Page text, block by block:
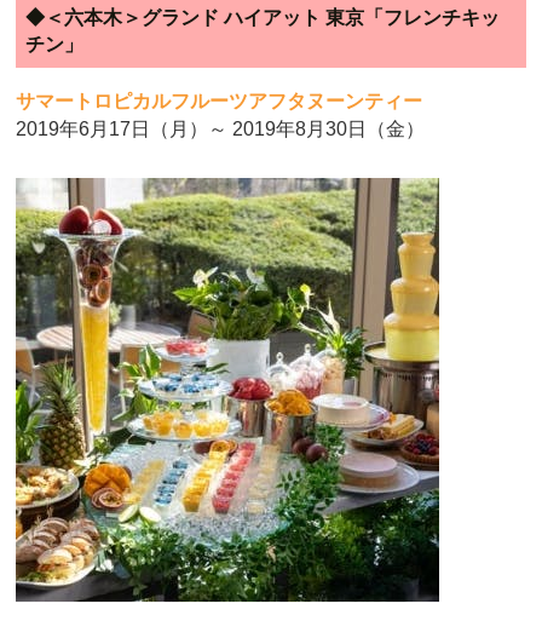
◆＜六本木＞グランド ハイアット 東京「フレンチキッ
チン」
サマートロピカルフルーツアフタヌーンティー
2019年6月17日（月）～ 2019年8月30日（金）